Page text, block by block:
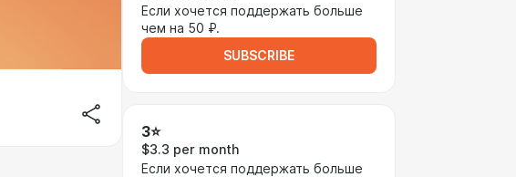
Если хочется поддержать больше
чем на 50 ₽.
SUBSCRIBE
3⭐
$3.3 per month
Если хочется поддержать больше